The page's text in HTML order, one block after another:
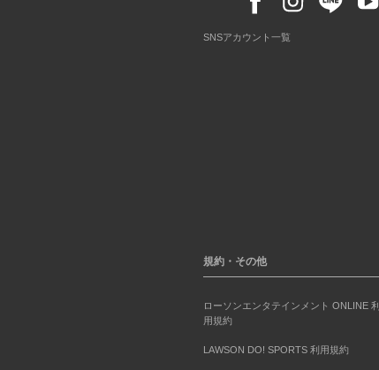
SNSアカウント一覧
規約・その他
ローソンエンタテインメント ONLINE 利
用規約
LAWSON DO! SPORTS 利用規約